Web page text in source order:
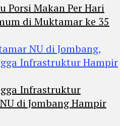
Porsi Makan Per Hari
di Muktamar ke 35
Infrastruktur
di Jombang Hampir